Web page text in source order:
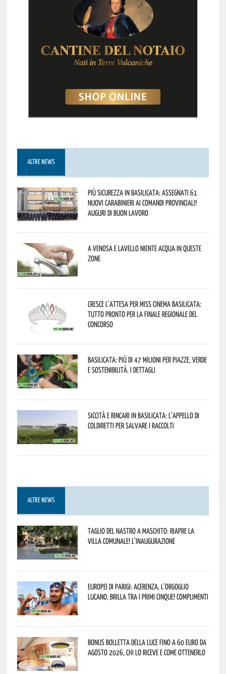
ALTRE NEWS
Più sicurezza in Basilicata: assegnati 61
nuovi Carabinieri ai Comandi provinciali!
Auguri di buon lavoro
A Venosa e Lavello niente acqua in queste
zone
Cresce l’attesa per Miss Cinema Basilicata:
tutto pronto per la finale regionale del
concorso
Basilicata: più di 47 milioni per piazze, verde
e sostenibilità. I dettagli
Siccità e rincari in Basilicata: l’appello di
Coldiretti per salvare i raccolti
ALTRE NEWS
Taglio del nastro a Maschito: riapre la
Villa Comunale! L’inaugurazione
Europei di Parigi: Acerenza, l’orgoglio
lucano, brilla tra i primi cinque! Complimenti
Bonus bolletta della luce fino a 60 euro da
agosto 2026, chi lo riceve e come ottenerlo